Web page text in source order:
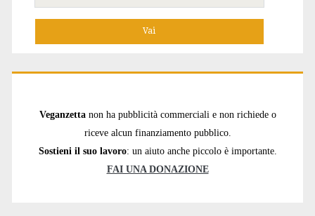
per:
Veganzetta non ha pubblicità commerciali e non richiede o
riceve alcun finanziamento pubblico.
Sostieni il suo lavoro: un aiuto anche piccolo è importante.
FAI UNA DONAZIONE